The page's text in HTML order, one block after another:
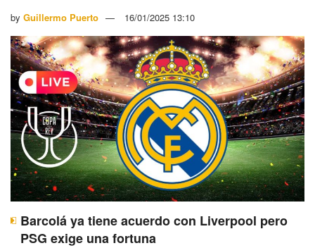
by Guillermo Puerto 16/01/2025 13:10
Barcolá ya tiene acuerdo con Liverpool pero
PSG exige una fortuna